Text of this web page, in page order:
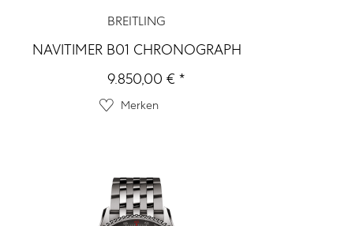
BREITLING
NAVITIMER B01 CHRONOGRAPH
9.850,00 € *
Merken